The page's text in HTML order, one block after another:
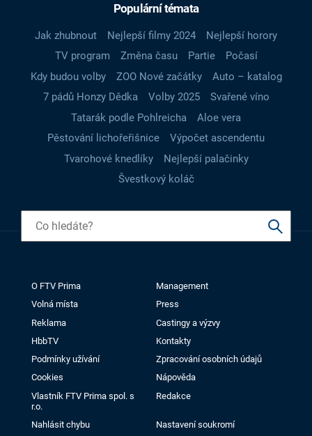
Populární témata
Jak zhubnout Nejlepší filmy 2024
Nejlepší horory
TV program
Změna času Partie
Počasí
Kdy budou volby
ZOO Nové začátky
Auto – katalog
7 pádů Honzy Dědka
Volby 2025
Svařené víno
Tatarák podle Pohlreicha
Aloe vera
Pěstování lichořeřišnice
Výpočet ascendentu
Tvarohové knedlíky
Nejlepší palačinky
Švestkový koláč
O FTV Prima
Management
Volná místa
Press
Reklama
Castingy a výzvy
HbbTV
Kontakty
Podmínky užívání
Zpracování osobních údajů
Cookies
Nápověda
Vlastník FTV Prima spol. s
r.o.
Redakce
Nahlásit chybu Nastavení soukromí